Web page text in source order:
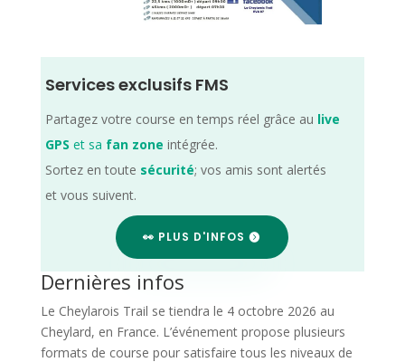
Services exclusifs FMS
Partagez votre course en temps réel grâce au live
GPS et sa fan zone intégrée.
Sortez en toute sécurité; vos amis sont alertés
et vous suivent.
👀 PLUS D'INFOS
Dernières infos
Le Cheylarois Trail se tiendra le 4 octobre 2026 au
Cheylard, en France. L’événement propose plusieurs
formats de course pour satisfaire tous les niveaux de